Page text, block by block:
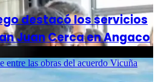
destacó los servicios
Juan Cerca en Angaco
entre las obras del acuerdo Vicuña